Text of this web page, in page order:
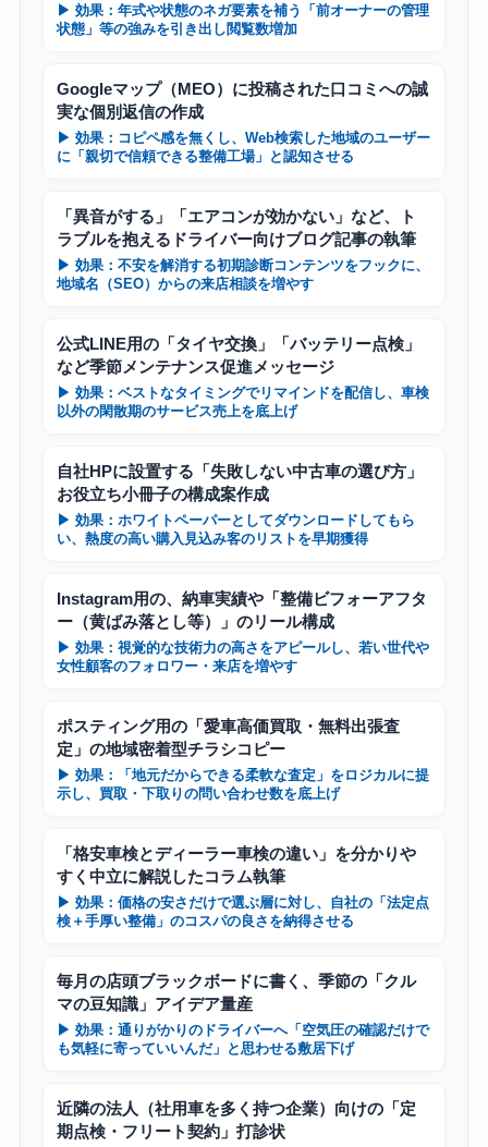
▶ 効果：年式や状態のネガ要素を補う「前オーナーの管理
状態」等の強みを引き出し閲覧数増加
Googleマップ（MEO）に投稿された口コミへの誠
実な個別返信の作成
▶ 効果：コピペ感を無くし、Web検索した地域のユーザー
に「親切で信頼できる整備工場」と認知させる
「異音がする」「エアコンが効かない」など、ト
ラブルを抱えるドライバー向けブログ記事の執筆
▶ 効果：不安を解消する初期診断コンテンツをフックに、
地域名（SEO）からの来店相談を増やす
公式LINE用の「タイヤ交換」「バッテリー点検」
など季節メンテナンス促進メッセージ
▶ 効果：ベストなタイミングでリマインドを配信し、車検
以外の閑散期のサービス売上を底上げ
自社HPに設置する「失敗しない中古車の選び方」
お役立ち小冊子の構成案作成
▶ 効果：ホワイトペーパーとしてダウンロードしてもら
い、熱度の高い購入見込み客のリストを早期獲得
Instagram用の、納車実績や「整備ビフォーアフタ
ー（黄ばみ落とし等）」のリール構成
▶ 効果：視覚的な技術力の高さをアピールし、若い世代や
女性顧客のフォロワー・来店を増やす
ポスティング用の「愛車高価買取・無料出張査
定」の地域密着型チラシコピー
▶ 効果：「地元だからできる柔軟な査定」をロジカルに提
示し、買取・下取りの問い合わせ数を底上げ
「格安車検とディーラー車検の違い」を分かりや
すく中立に解説したコラム執筆
▶ 効果：価格の安さだけで選ぶ層に対し、自社の「法定点
検＋手厚い整備」のコスパの良さを納得させる
毎月の店頭ブラックボードに書く、季節の「クル
マの豆知識」アイデア量産
▶ 効果：通りがかりのドライバーへ「空気圧の確認だけで
も気軽に寄っていいんだ」と思わせる敷居下げ
近隣の法人（社用車を多く持つ企業）向けの「定
期点検・フリート契約」打診状